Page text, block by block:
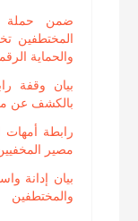
ضمن حملة
المختطفين
والحماية
بيان وقفة
بالكشف عن
رابطة أمهات
مصير
بيان إدانة
والمختطفين